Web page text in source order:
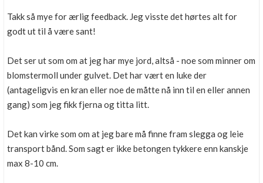
Takk så mye for ærlig feedback. Jeg visste det hørtes alt for
godt ut til å være sant!
Det ser ut som om at jeg har mye jord, altså - noe som minner om
blomstermoll under gulvet. Det har vært en luke der
(antageligvis en kran eller noe de måtte nå inn til en eller annen
gang) som jeg fikk fjerna og titta litt.
Det kan virke som om at jeg bare må finne fram slegga og leie
transport bånd. Som sagt er ikke betongen tykkere enn kanskje
max 8-10 cm.